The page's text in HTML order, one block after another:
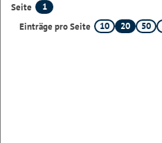
Seite
1
Einträge pro Seite
10 20 50